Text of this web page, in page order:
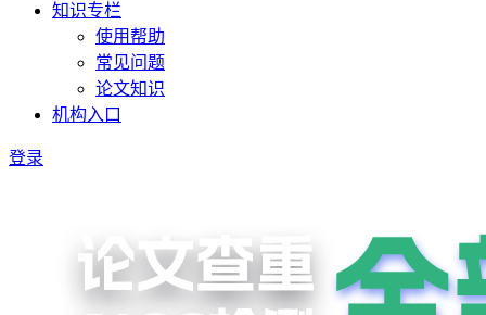
知识专栏
使用帮助
常见问题
论文知识
机构入口
登录